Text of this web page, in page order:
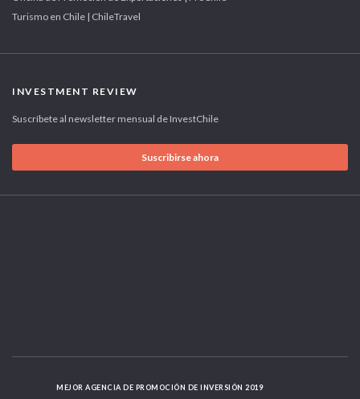
Turismo en Chile | ChileTravel
INVESTMENT REVIEW
Suscríbete al newsletter mensual de InvestChile
Suscribirse ahora
MEJOR AGENCIA DE PROMOCIÓN DE INVERSIÓN 2019